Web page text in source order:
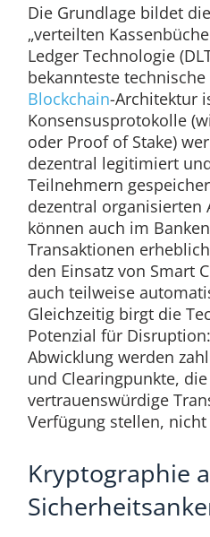
Die Grundlage bildet
„verteilten
Ledger Technologie
bekannteste
Blockchain-Architektur
Konsensusprotokolle
oder Proof of Stake)
dezentral legitimiert
Teilnehmern
dezentral organisierten
können auch im
Transaktionen
den Einsatz von Smart
auch teilweise
Gleichzeitig birgt die
Potenzial für
Abwicklung werden
und Clearingpunkte,
vertrauenswürdige
Verfügung stellen,
Kryptographie